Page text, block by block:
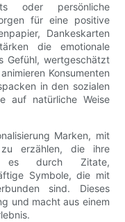
oder persönliche
für eine positive
Dankeskarten
die emotionale
Gefühl, wertgeschätzt
Konsumenten
in den sozialen
auf natürliche Weise
Marken, mit
erzählen, die ihre
es durch Zitate,
Symbole, die mit
sind. Dieses
und macht aus einem